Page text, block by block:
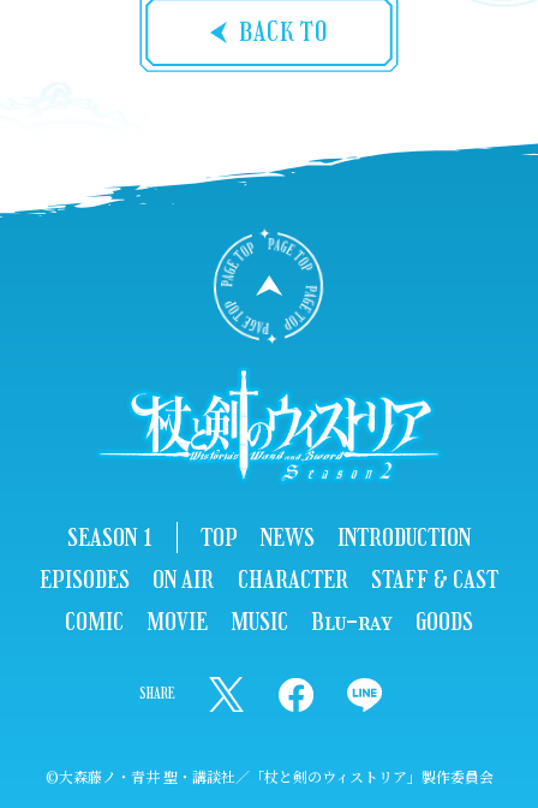
BACK TO
B
A
T
O
SEASON 1 TOP NEWS
INTRODUCTION
EPISODES
ON AIR CHARACTER
STAFF & CAST
COMIC
MOVIE MUSIC Blu-ray GOODS
SHARE
i
F
c
N
©大森藤ノ・青井 聖・講談社／「杖と剣のウィストリア」製作委員会